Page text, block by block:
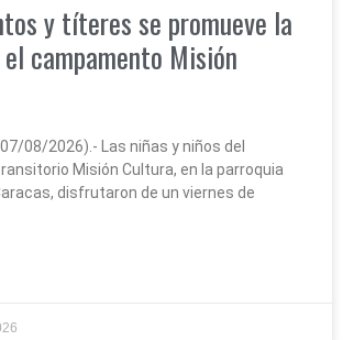
y títeres se promueve la
campamento Misión
08/2026).- Las niñas y niños del
Misión Cultura, en la parroquia
disfrutaron de un viernes de